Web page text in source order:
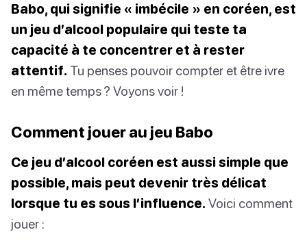
Babo, qui signifie « imbécile » en coréen, est
un jeu d’alcool populaire qui teste ta
capacité à te concentrer et à rester
attentif. Tu penses pouvoir compter et être ivre
en même temps ? Voyons voir !
Comment jouer au jeu Babo
Ce jeu d’alcool coréen est aussi simple que
possible, mais peut devenir très délicat
lorsque tu es sous l’influence. Voici comment
jouer :